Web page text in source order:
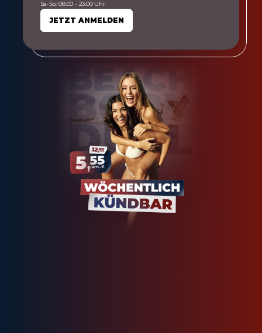
Sa-So: 08:00 - 23:00 Uhr
JETZT ANMELDEN
JETZT ANMELDEN